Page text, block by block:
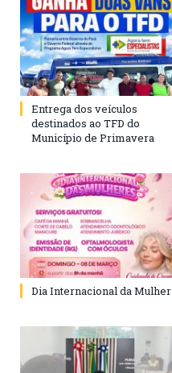
Entrega dos veículos
destinados ao TFD do
Município de Primavera
Dia Internacional da Mulher